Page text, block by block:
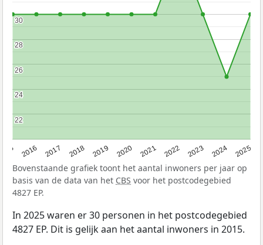
2016 2017 2018 2019 2020 2021 2022 2023 2024 2025
22
22
24
24
26
26
28
28
30
30
Bovenstaande grafiek toont het aantal inwoners per jaar op
basis van de data van het CBS voor het postcodegebied
4827 EP.
In 2025 waren er 30 personen in het postcodegebied
4827 EP. Dit is gelijk aan het aantal inwoners in 2015.